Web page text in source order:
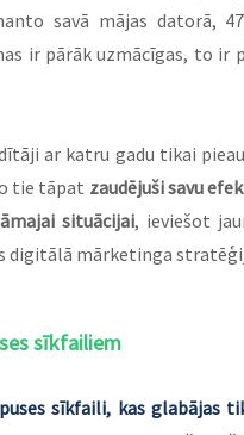
savā mājas datorā,
ir pārāk uzmācīgas, to ir
ar katru gadu tikai
tie tāpat zaudējuši savu
situācijai, ieviešot
digitālā mārketinga
sīkfailiem
sīkfaili, kas glabājas